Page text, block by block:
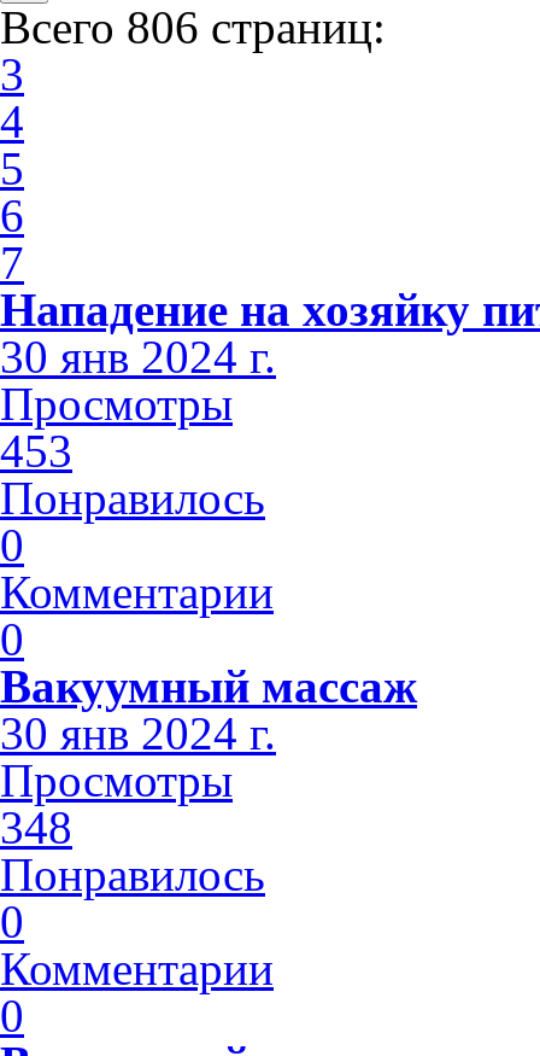
Всего 806 страниц:
3
4
5
6
7
Нападение на хозяйку
30 янв 2024 г.
Просмотры
453
Понравилось
0
Комментарии
0
Вакуумный массаж
30 янв 2024 г.
Просмотры
348
Понравилось
0
Комментарии
0